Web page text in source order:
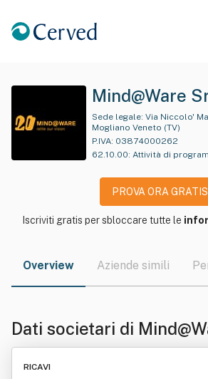
Mind@Ware
Sede legale:
Mogliano Veneto (TV)
P.IVA: 03874000262
62.10.00: Attività di
PROVA ORA GRATIS
Iscriviti gratis per sbloccare tutte le
Overview Aziende simili
Dati societari di
RICAVI